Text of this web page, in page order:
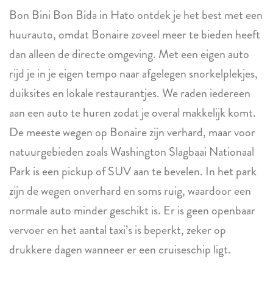
Bon Bini Bon Bida in Hato ontdek je het best met een
huurauto, omdat Bonaire zoveel meer te bieden heeft
dan alleen de directe omgeving. Met een eigen auto
rijd je in je eigen tempo naar afgelegen snorkelplekjes,
duiksites en lokale restaurantjes. We raden iedereen
aan een auto te huren zodat je overal makkelijk komt.
De meeste wegen op Bonaire zijn verhard, maar voor
natuurgebieden zoals Washington Slagbaai Nationaal
Park is een pickup of SUV aan te bevelen. In het park
zijn de wegen onverhard en soms ruig, waardoor een
normale auto minder geschikt is. Er is geen openbaar
vervoer en het aantal taxi’s is beperkt, zeker op
drukkere dagen wanneer er een cruiseschip ligt.